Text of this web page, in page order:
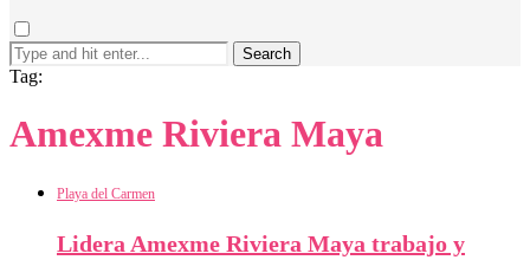
Search
Tag:
Amexme Riviera Maya
Playa del Carmen
Lidera Amexme Riviera Maya trabajo y